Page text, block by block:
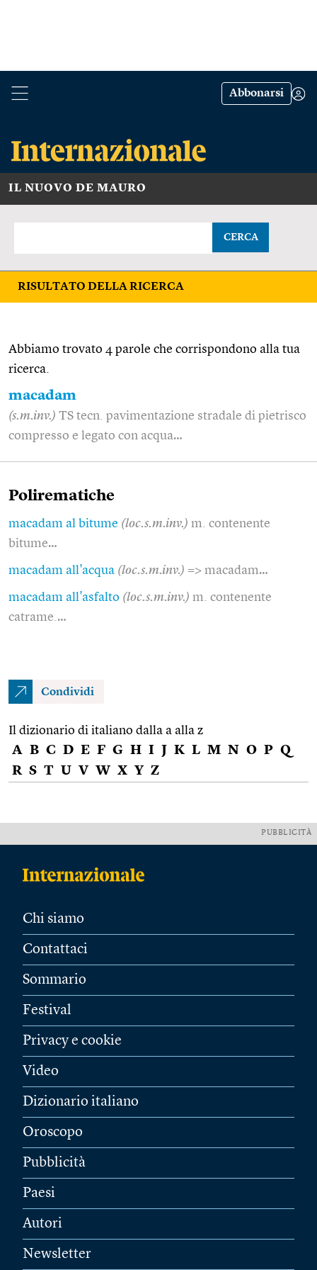
Abbonarsi
IL NUOVO DE MAURO
CERCA
RISULTATO DELLA RICERCA
Abbiamo trovato 4 parole che corrispondono alla tua
ricerca.
macadam
(s.m.inv.) TS tecn. pavimentazione stradale di pietrisco
compresso e legato con acqua…
Polirematiche
macadam al bitume (loc.s.m.inv.) m. contenente
bitume…
macadam all'acqua (loc.s.m.inv.) => macadam…
macadam all'asfalto (loc.s.m.inv.) m. contenente
catrame.…
Condividi
Il dizionario di italiano dalla a alla z
A B C D E F G H I J K L M N O P Q
R S T U V W X Y Z
PUBBLICITÀ
Chi siamo
Contattaci
Sommario
Festival
Privacy e cookie
Video
Dizionario italiano
Oroscopo
Pubblicità
Paesi
Autori
Newsletter